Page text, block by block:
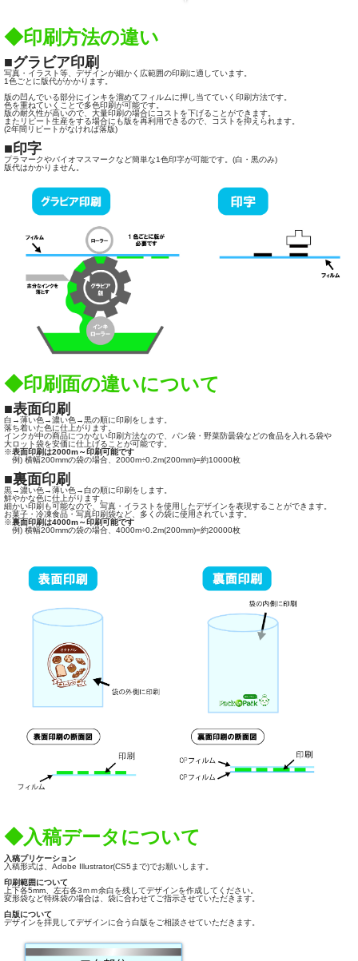
◆印刷方法の違い
■グラビア印刷
写真・イラスト等、デザインが細かく広範囲の印刷に適しています。
1色ごとに版代がかかります。
版の凹んでいる部分にインキを溜めてフィルムに押し当てていく印刷方法です。
色を重ねていくことで多色印刷が可能です。
版の耐久性が高いので、大量印刷の場合にコストを下げることができます。
またリピート生産をする場合にも版を再利用できるので、コストを抑えられます。
(2年間リピートがなければ落版)
■印字
プラマークやバイオマスマークなど簡単な1色印字が可能です。(白・黒のみ)
版代はかかりません。
◆印刷面の違いについて
■表面印刷
白→薄い色→濃い色→黒の順に印刷をします。
落ち着いた色に仕上がります。
インクが中の商品につかない印刷方法なので、パン袋・野菜防曇袋などの食品を入れる袋や
大ロット袋を安価に仕上げることが可能です。
※表面印刷は2000m～印刷可能です
例) 横幅200mmの袋の場合、2000m÷0.2m(200mm)=約10000枚
■裏面印刷
黒→濃い色→薄い色→白の順に印刷をします。
鮮やかな色に仕上がります。
細かい印刷も可能なので、写真・イラストを使用したデザインを表現することができます。
お菓子・冷凍食品・写真印刷袋など、多くの袋に使用されています。
※裏面印刷は4000m～印刷可能です
例) 横幅200mmの袋の場合、4000m÷0.2m(200mm)=約20000枚
◆入稿データについて
入稿プリケーション
入稿形式は、Adobe Illustrator(CS5まで)でお願いします。
印刷範囲について
上下各5mm、左右各3ｍｍ余白を残してデザインを作成してください。
変形袋など特殊袋の場合は、袋に合わせてご指示させていただきます。
白版について
デザインを拝見してデザインに合う白版をご相談させていただきます。